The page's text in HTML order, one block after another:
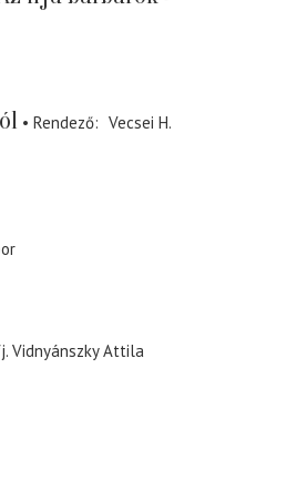
Rendező
Vecsei H.
Vidnyánszky Attila